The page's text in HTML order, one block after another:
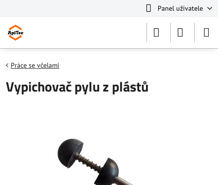
Panel uživatele
Práce se včelami
Vypichovač pylu z plástů